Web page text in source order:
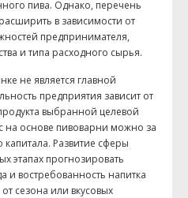
пива. Однако, перечень
в зависимости от
предпринимателя,
и типа расходного сырья.
не является главной
предприятия зависит от
выбранной целевой
на основе пивоварни можно за
капитала. Развитие сферы
этапах прогнозировать
востребованность напитка
сезона или вкусовых